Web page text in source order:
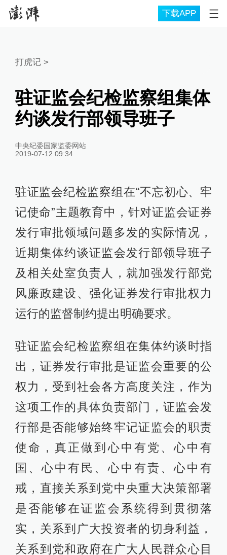
下载APP
打虎记>
驻证监会纪检监察组集体
约谈发行部领导班子
中央纪委国家监委网站
2019-07-12 09:34
驻证监会纪检监察组在“不忘初心、牢
记使命”主题教育中，针对证监会证券
发行审批领域问题多发的实际情况，
近期集体约谈证监会发行部领导班子
及相关处室负责人，就加强发行部党
风廉政建设、强化证券发行审批权力
运行的监督制约提出明确要求。
驻证监会纪检监察组在集体约谈时指
出，证券发行审批是证监会重要的公
权力，受到社会各方高度关注，作为
这项工作的具体负责部门，证监会发
行部是否能够始终牢记证监会的职责
使命，真正做到心中有党、心中有
国、心中有民、心中有责、心中有
戒，直接关系到党中央重大决策部署
是否能够在证监会系统得到贯彻落
实，关系到广大投资者的切身利益，
关系到党和政府在广大人民群众心目